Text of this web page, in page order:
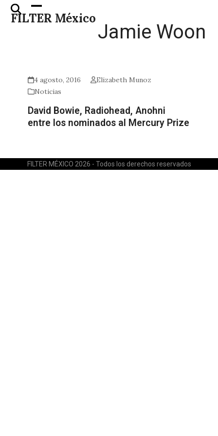
Skip
FILTER México
Open
mobile
Close
mobile
Jamie Woon
4 agosto, 2016
Elizabeth Munoz
Noticias
David Bowie, Radiohead, Anohni
entre los nominados al Mercury Prize
FILTER MÉXICO 2026 - Todos los derechos reservados